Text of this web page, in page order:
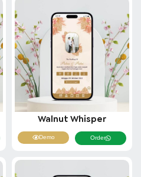
Walnut Whisper
Demo Order